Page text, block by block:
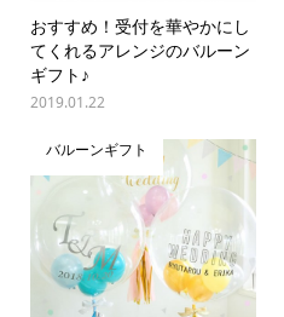
おすすめ！受付を華やかにし
てくれるアレンジのバルーン
ギフト♪
2019.01.22
バルーンギフト